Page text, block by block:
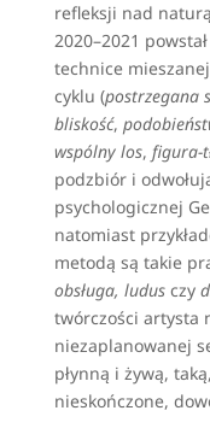
refleksji nad
2020–2021
technice
cyklu (postrzegana
bliskość,
wspólny los, figura-
podzbiór i
psychologicznej
natomiast
metodą są takie
obsługa, ludus czy
twórczości artysta
niezaplanowanej
płynną i żywą,
nieskończone,